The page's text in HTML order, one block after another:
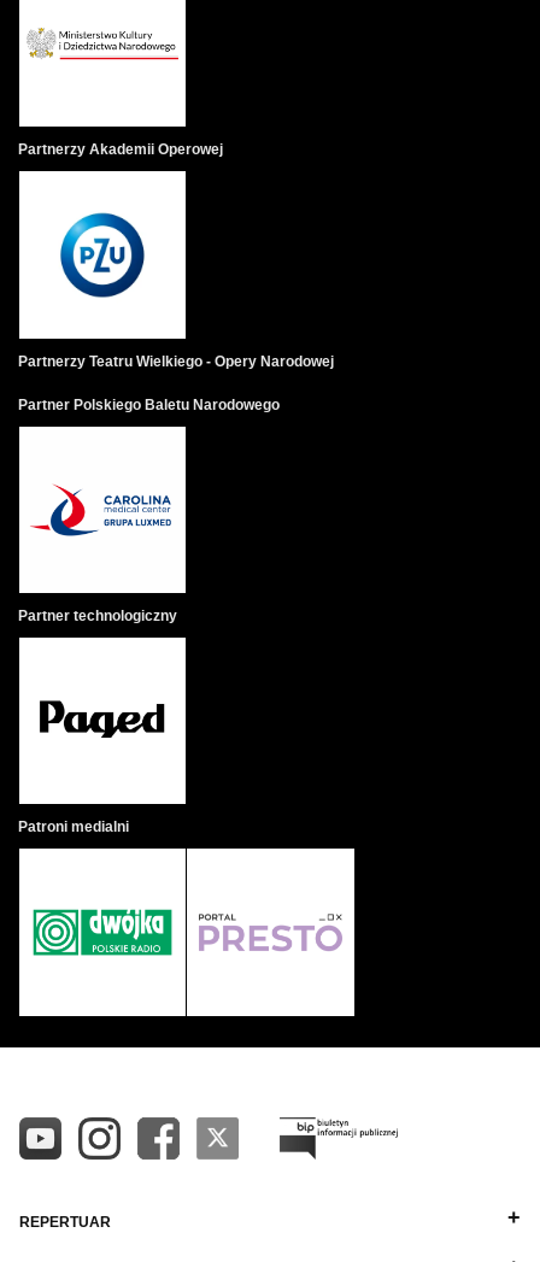
Partnerzy Akademii Operowej
Partnerzy Teatru Wielkiego - Opery Narodowej
Partner Polskiego Baletu Narodowego
Partner technologiczny
Patroni medialni
REPERTUAR